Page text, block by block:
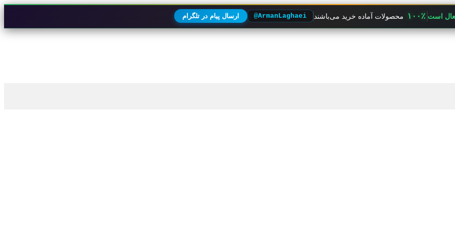
است ۱۰۰٪ محصولات آماده خرید می‌باشند @ArmanLaghaei ارسال پیام در تلگرام